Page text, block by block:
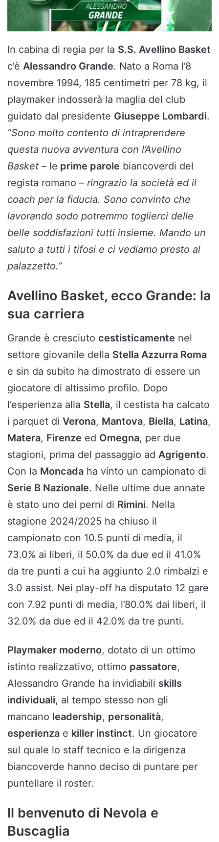
In cabina di regia per la S.S. Avellino Basket
c’è Alessandro Grande. Nato a Roma l’8
novembre 1994, 185 centimetri per 78 kg, il
playmaker indosserà la maglia del club
guidato dal presidente Giuseppe Lombardi.
“Sono molto contento di intraprendere
questa nuova avventura con l’Avellino
Basket – le prime parole biancoverdi del
regista romano – ringrazio la società ed il
coach per la fiducia. Sono convinto che
lavorando sodo potremmo toglierci delle
belle soddisfazioni tutti insieme. Mando un
saluto a tutti i tifosi e ci vediamo presto al
palazzetto.”
Avellino Basket, ecco Grande: la
sua carriera
Grande è cresciuto cestisticamente nel
settore giovanile della Stella Azzurra Roma
e sin da subito ha dimostrato di essere un
giocatore di altissimo profilo. Dopo
l’esperienza alla Stella, il cestista ha calcato
i parquet di Verona, Mantova, Biella, Latina,
Matera, Firenze ed Omegna, per due
stagioni, prima del passaggio ad Agrigento.
Con la Moncada ha vinto un campionato di
Serie B Nazionale. Nelle ultime due annate
è stato uno dei perni di Rimini. Nella
stagione 2024/2025 ha chiuso il
campionato con 10.5 punti di media, il
73.0% ai liberi, il 50.0% da due ed il 41.0%
da tre punti a cui ha aggiunto 2.0 rimbalzi e
3.0 assist. Nei play-off ha disputato 12 gare
con 7.92 punti di media, l’80.0% dai liberi, il
32.0% da due ed il 42.0% da tre punti.
Playmaker moderno, dotato di un ottimo
istinto realizzativo, ottimo passatore,
Alessandro Grande ha invidiabili skills
individuali, al tempo stesso non gli
mancano leadership, personalità,
esperienza e killer instinct. Un giocatore
sul quale lo staff tecnico e la dirigenza
biancoverde hanno deciso di puntare per
puntellare il roster.
Il benvenuto di Nevola e
Buscaglia